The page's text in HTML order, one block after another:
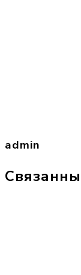
admin